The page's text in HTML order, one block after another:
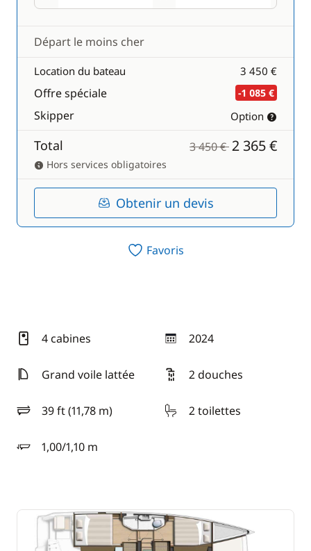
Départ le moins cher
Location du bateau 3 450 €
Offre spéciale -1 085 €
Skipper Option
Total 3 450 €2 365 €
Hors services obligatoires
Obtenir un devis
Favoris
4 cabines 2024
année
Grand voile lattée
2 douches
39 ft (11,78 m)
longueur 2 toilettes
1,00/1,10 m
tirant d'eau